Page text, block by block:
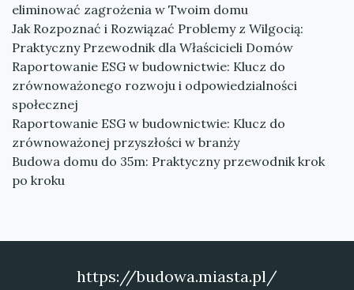
eliminować zagrożenia w Twoim domu
Jak Rozpoznać i Rozwiązać Problemy z Wilgocią:
Praktyczny Przewodnik dla Właścicieli Domów
Raportowanie ESG w budownictwie: Klucz do
zrównoważonego rozwoju i odpowiedzialności
społecznej
Raportowanie ESG w budownictwie: Klucz do
zrównoważonej przyszłości w branży
Budowa domu do 35m: Praktyczny przewodnik krok
po kroku
https://budowa.miasta.pl/